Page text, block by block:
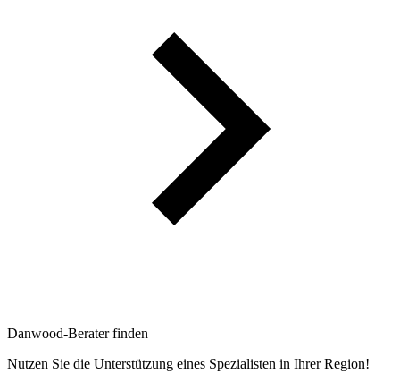
Danwood-Berater finden
Nutzen Sie die Unterstützung eines Spezialisten in Ihrer Region!